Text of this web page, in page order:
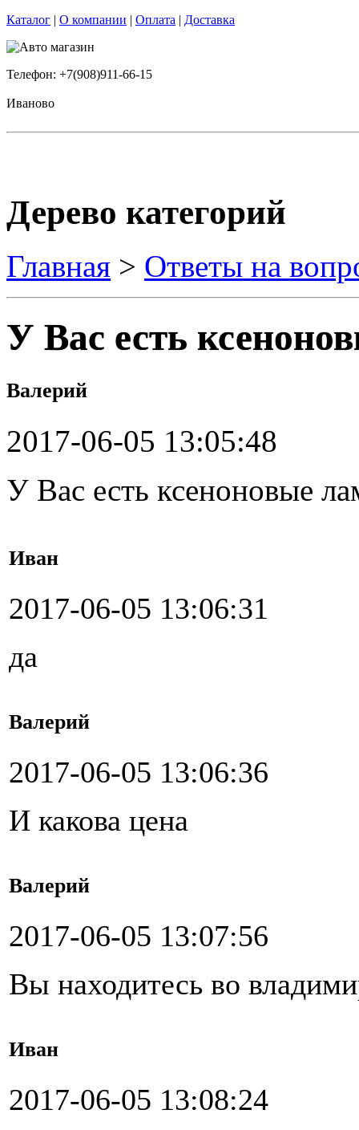
Каталог | О компании | Оплата | Доставка
Телефон: +7(908)911-66-15
Иваново
Дерево категорий
Главная > Ответы на
У Вас есть
Валерий
2017-06-05 13:05:48
У Вас есть ксеноновые
Иван
2017-06-05 13:06:31
да
Валерий
2017-06-05 13:06:36
И какова цена
Валерий
2017-06-05 13:07:56
Вы находитесь во
Иван
2017-06-05 13:08:24